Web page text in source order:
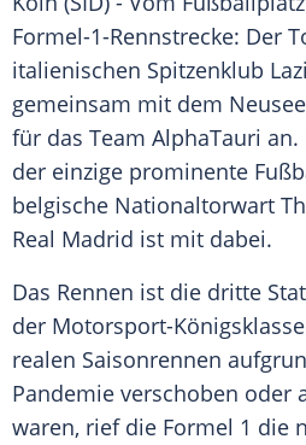
Formel-1-Rennstrecke: Der
italienischen Spitzenklub
gemeinsam mit dem
für das Team AlphaTauri an.
der einzige prominente
belgische Nationaltorwart
Real Madrid ist mit dabei.
Das Rennen ist die dritte
der Motorsport-
realen Saisonrennen
Pandemie verschoben oder
waren, rief die Formel 1 die